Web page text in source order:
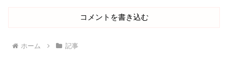
コメントを書き込む
ホーム 記事